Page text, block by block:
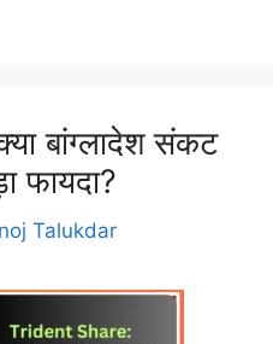
बांग्लादेश संकट
फायदा?
Talukdar